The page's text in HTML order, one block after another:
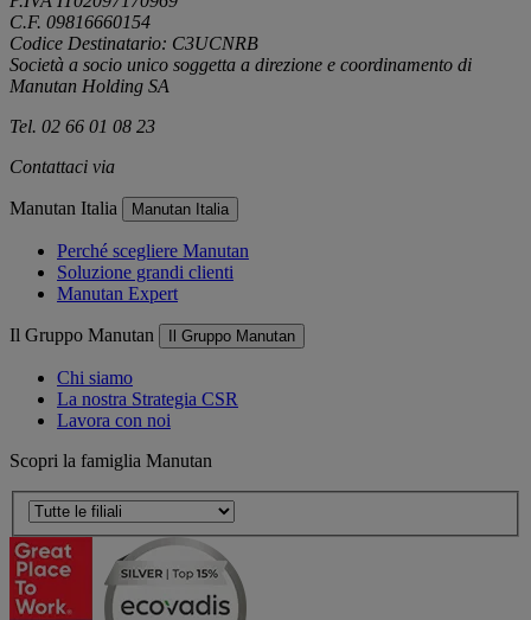
C.F. 09816660154
Codice Destinatario: C3UCNRB
Società a socio unico soggetta a direzione e coordinamento di
Manutan Holding SA
Tel. 02 66 01 08 23
Contattaci via
Manutan Italia Manutan Italia
Perché scegliere Manutan
Soluzione grandi clienti
Manutan Expert
Il Gruppo Manutan Il Gruppo Manutan
Chi siamo
La nostra Strategia CSR
Lavora con noi
Scopri la famiglia Manutan